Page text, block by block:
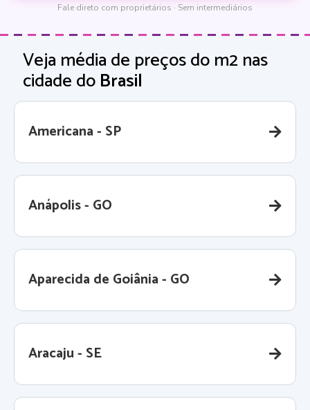
Fale direto com proprietários · Sem intermediários
Veja média de preços do m2 nas
cidade doBrasil
Americana - SP
Anápolis - GO
Aparecida de Goiânia - GO
Aracaju - SE